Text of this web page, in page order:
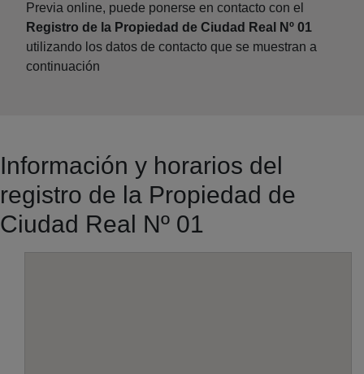
Previa online, puede ponerse en contacto con el
Registro de la Propiedad de Ciudad Real Nº 01
utilizando los datos de contacto que se muestran a
continuación
Información y horarios del
registro de la Propiedad de
Ciudad Real Nº 01